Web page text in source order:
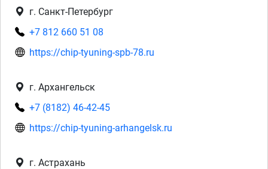
г. Санкт-Петербург
+7 812 660 51 08
https://chip-tyuning-spb-78.ru
г. Архангельск
+7 (8182) 46-42-45
https://chip-tyuning-arhangelsk.ru
г. Астрахань